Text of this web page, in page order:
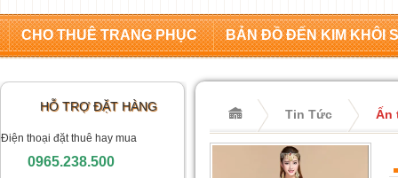
CHO THUÊ TRANG PHỤC BẢN ĐỒ ĐẾN KIM KHÔI
HỖ TRỢ ĐẶT HÀNG
Điện thoại đặt thuê hay mua
0965.238.500
Tin Tức Ấn